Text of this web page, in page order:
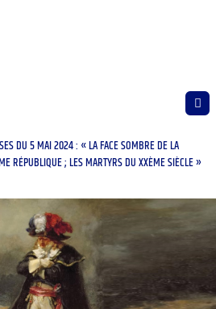
DU 5 MAI 2024 : « LA FACE SOMBRE DE LA
RÉPUBLIQUE ; LES MARTYRS DU XXÈME SIÈCLE »